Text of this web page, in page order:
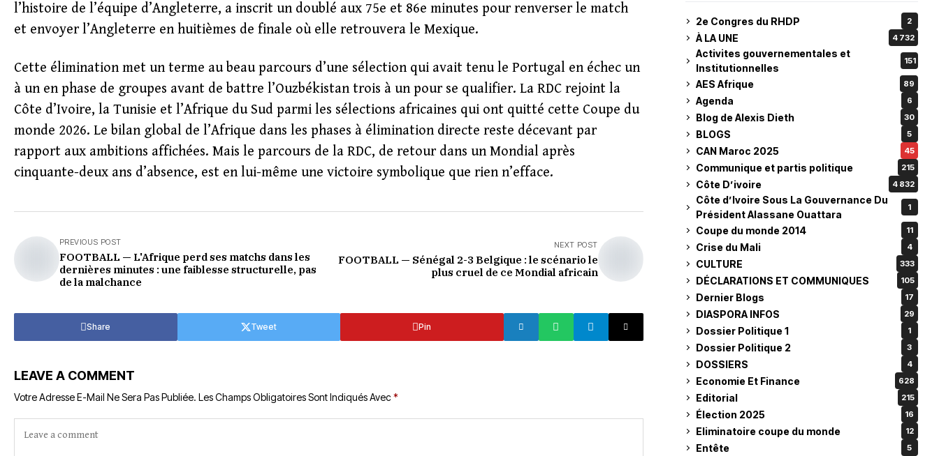
l’histoire de l’équipe d’Angleterre, a inscrit un doublé aux 75e et 86e minutes pour renverser le match
et envoyer l’Angleterre en huitièmes de finale où elle retrouvera le Mexique.
Cette élimination met un terme au beau parcours d’une sélection qui avait tenu le Portugal en échec un
à un en phase de groupes avant de battre l’Ouzbékistan trois à un pour se qualifier. La RDC rejoint la
Côte d’Ivoire, la Tunisie et l’Afrique du Sud parmi les sélections africaines qui ont quitté cette Coupe du
monde 2026. Le bilan global de l’Afrique dans les phases à élimination directe reste décevant par
rapport aux ambitions affichées. Mais le parcours de la RDC, de retour dans un Mondial après
cinquante-deux ans d’absence, est en lui-même une victoire symbolique que rien n’efface.
PREVIOUS POST
FOOTBALL — L'Afrique perd ses matchs dans les
dernières minutes : une faiblesse structurelle, pas
de la malchance
NEXT POST
FOOTBALL — Sénégal 2-3 Belgique : le scénario le
plus cruel de ce Mondial africain
Share Tweet Pin
LEAVE A COMMENT
Votre Adresse E-Mail Ne Sera Pas Publiée. Les Champs Obligatoires Sont Indiqués Avec*
2e Congres du RHDP 2
À LA UNE 4 732
Activites gouvernementales et
Institutionnelles
151
AES Afrique 89
Agenda 6
Blog de Alexis Dieth 30
BLOGS 5
CAN Maroc 2025 45
Communique et partis politique 215
Côte D’ivoire 4 832
Côte d’Ivoire Sous La Gouvernance Du
Président Alassane Ouattara
1
Coupe du monde 2014 11
Crise du Mali 4
CULTURE 333
DÉCLARATIONS ET COMMUNIQUES 105
Dernier Blogs 17
DIASPORA INFOS 29
Dossier Politique 1 1
Dossier Politique 2 3
DOSSIERS 4
Economie Et Finance 628
Editorial 215
Élection 2025 16
Eliminatoire coupe du monde 12
Entête 5